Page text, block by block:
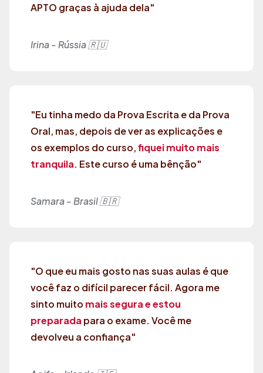
APTO graças à ajuda dela"
Irina - Rússia 🇷🇺
"Eu tinha medo da Prova Escrita e da Prova
Oral, mas, depois de ver as explicações e
os exemplos do curso,fiquei muito mais
tranquila. Este curso é uma bênção"
Samara - Brasil 🇧🇷
"O que eu mais gosto nas suas aulas é que
você faz o difícil parecer fácil. Agora me
sinto muito mais segura e estou
preparada para o exame. Você me
devolveu a confiança"